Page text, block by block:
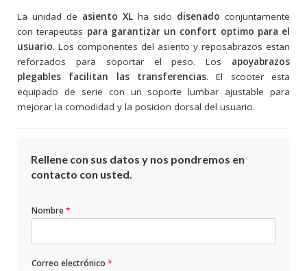
La unidad de asiento XL ha sido disenado conjuntamente
con terapeutas para garantizar un confort optimo para el
usuario. Los componentes del asiento y reposabrazos estan
reforzados para soportar el peso. Los apoyabrazos
plegables facilitan las transferencias. El scooter esta
equipado de serie con un soporte lumbar ajustable para
mejorar la comodidad y la posicion dorsal del usuario.
Rellene con sus datos y nos pondremos en
contacto con usted.
Nombre*
Correo electrónico *